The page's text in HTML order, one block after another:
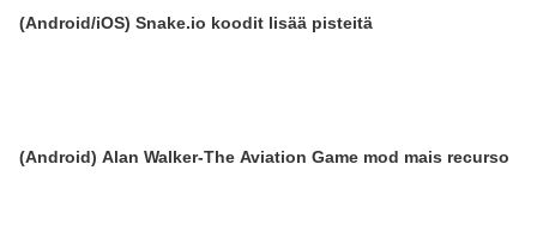
(Android/iOS) Snake.io koodit lisää pisteitä
(Android) Alan Walker-The Aviation Game mod mais recurso